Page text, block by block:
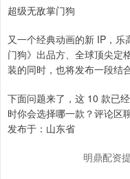
超级无敌掌门狗
又一个经典动画的新 IP，
门狗》出品方、全球顶尖定
装的同时，也将发布一段结
下面问题来了，这 10 款已
时你会选择哪一款？评论区
发布于：山东省
明鼎配资